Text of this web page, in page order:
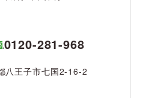
0120-281-968
八王子市七国2-16-2